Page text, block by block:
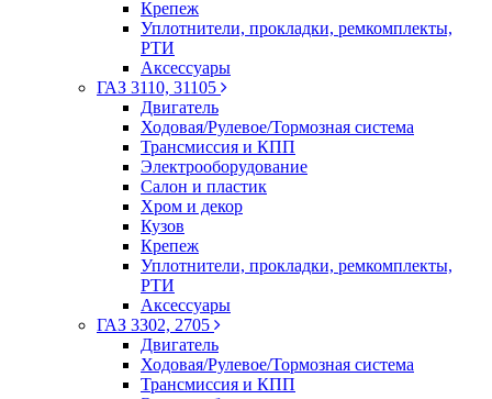
Крепеж
Уплотнители, прокладки, ремкомплекты,
РТИ
Аксессуары
ГАЗ 3110, 31105
Двигатель
Ходовая/Рулевое/Тормозная система
Трансмиссия и КПП
Электрооборудование
Салон и пластик
Хром и декор
Кузов
Крепеж
Уплотнители, прокладки, ремкомплекты,
РТИ
Аксессуары
ГАЗ 3302, 2705
Двигатель
Ходовая/Рулевое/Тормозная система
Трансмиссия и КПП